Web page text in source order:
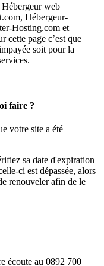
Hébergeur web
Hébergeur-
Hosting.com et
cette page c’est que
soit pour la
faire ?
votre site a été
sa date d'expiration
ci est dépassée, alors
renouveler afin de le
écoute au 0892 700